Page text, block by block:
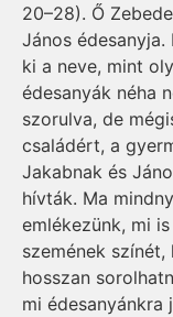
20–28). Ő
János
ki a neve, mint
édesanyák néha
szorulva, de
családért, a
Jakabnak és
hívták. Ma
emlékezünk, mi
szemének színét,
hosszan
mi